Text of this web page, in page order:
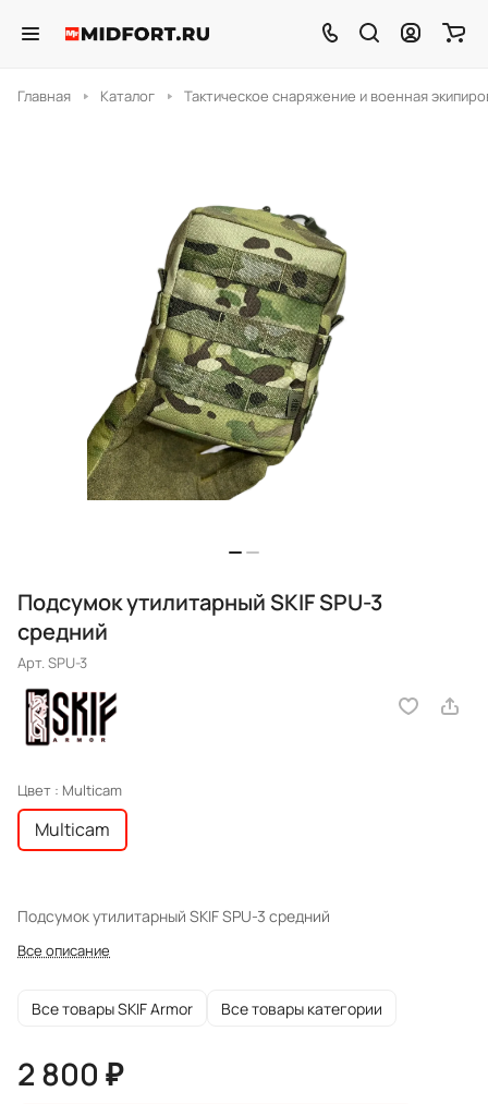
Главная Каталог Тактическое снаряжение и военная
Подсумок утилитарный SKIF SPU-3
средний
Арт.SPU-3
Цвет : Multicam
Multicam
Подсумок утилитарный SKIF SPU-3 средний
Все описание
Все товары SKIF Armor Все товары категории
2 800 ₽